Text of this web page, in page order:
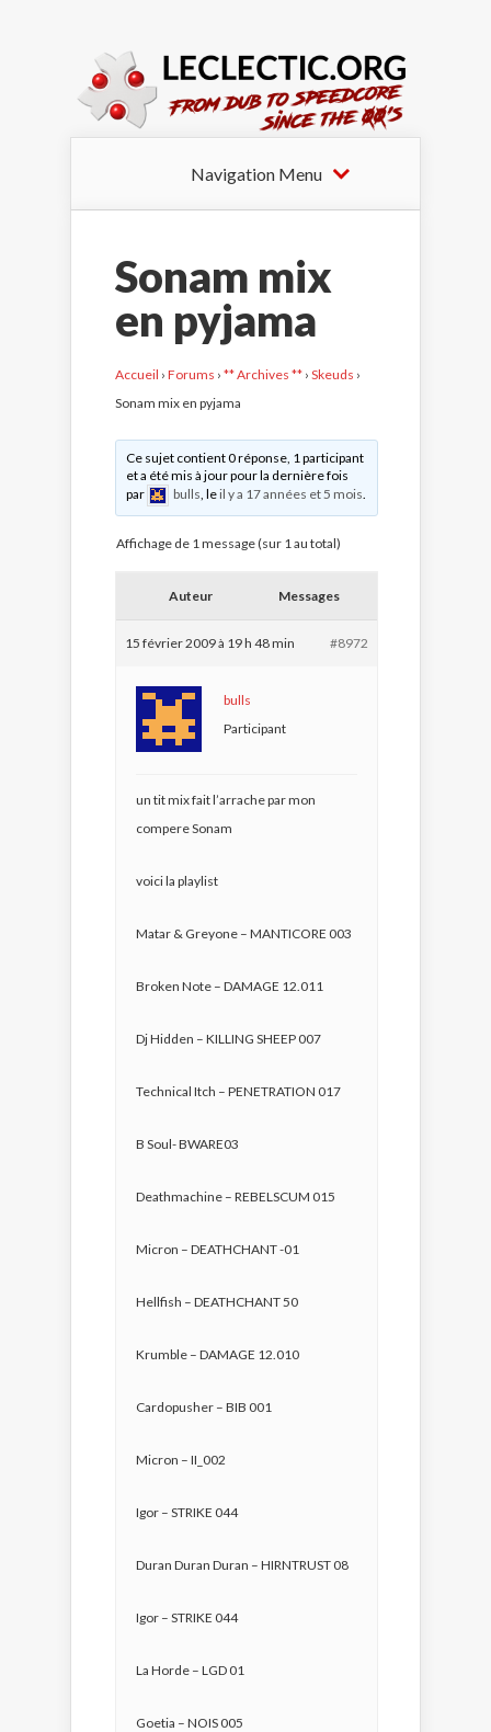
Navigation Menu
Sonam mix
en pyjama
Accueil › Forums › ** Archives ** › Skeuds ›
Sonam mix en pyjama
Ce sujet contient 0 réponse, 1 participant
et a été mis à jour pour la dernière fois
par
bulls , leil y a 17 années et 5 mois
Affichage de 1 message (sur 1 au total)
Auteur Messages
15 février 2009 à 19 h 48 min #8972
bulls
Participant
un tit mix fait l’arrache par mon
compere Sonam
voici la playlist
Matar & Greyone – MANTICORE 003
Broken Note – DAMAGE 12.011
Dj Hidden – KILLING SHEEP 007
Technical Itch – PENETRATION 017
B Soul- BWARE03
Deathmachine – REBELSCUM 015
Micron – DEATHCHANT -01
Hellfish – DEATHCHANT 50
Krumble – DAMAGE 12.010
Cardopusher – BIB 001
Micron – II_002
Igor – STRIKE 044
Duran Duran Duran – HIRNTRUST 08
Igor – STRIKE 044
La Horde – LGD 01
Goetia – NOIS 005